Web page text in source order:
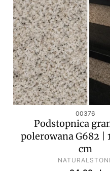
Kod produktu
00376
Podstopnica
polerowana G682 |
cm
PRODUCENT